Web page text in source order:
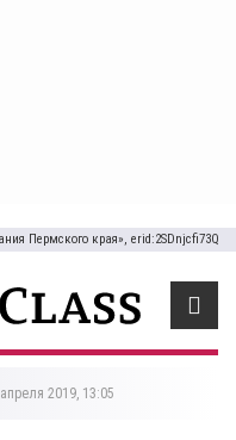
Пермского края», erid:2SDnjcfi73Q
2019, 13:05